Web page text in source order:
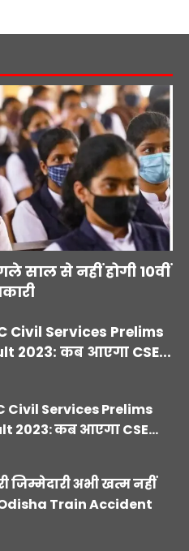
साल से नहीं होगी 10वीं
Civil Services Prelims
2023: कब आएगा CSE...
Civil Services Prelims
2023: कब आएगा CSE...
जिम्मेदारी अभी खत्म नहीं
Train Accident